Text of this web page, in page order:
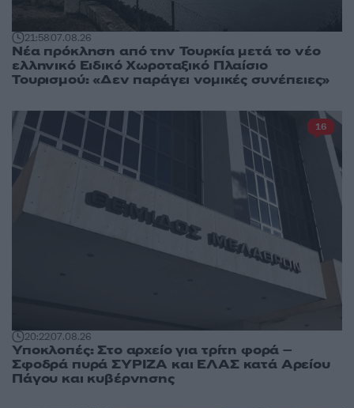
21:5807.08.26
Νέα πρόκληση από την Τουρκία μετά το νέο
ελληνικό Ειδικό Χωροταξικό Πλαίσιο
Τουρισμού: «Δεν παράγει νομικές συνέπειες»
20:2207.08.26
Υποκλοπές: Στο αρχείο για τρίτη φορά –
Σφοδρά πυρά ΣΥΡΙΖΑ και ΕΛΑΣ κατά Αρείου
Πάγου και κυβέρνησης
16